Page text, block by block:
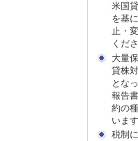
米国
を基
止・
くだ
大量
貸株
とな
報告
約の
いま
税制